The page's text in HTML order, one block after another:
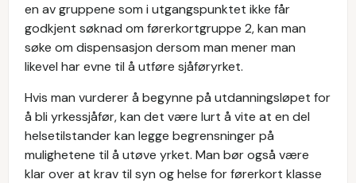
en av gruppene som i utgangspunktet ikke får
godkjent søknad om førerkortgruppe 2, kan man
søke om dispensasjon dersom man mener man
likevel har evne til å utføre sjåføryrket.
Hvis man vurderer å begynne på utdanningsløpet for
å bli yrkessjåfør, kan det være lurt å vite at en del
helsetilstander kan legge begrensninger på
mulighetene til å utøve yrket. Man bør også være
klar over at krav til syn og helse for førerkort klasse